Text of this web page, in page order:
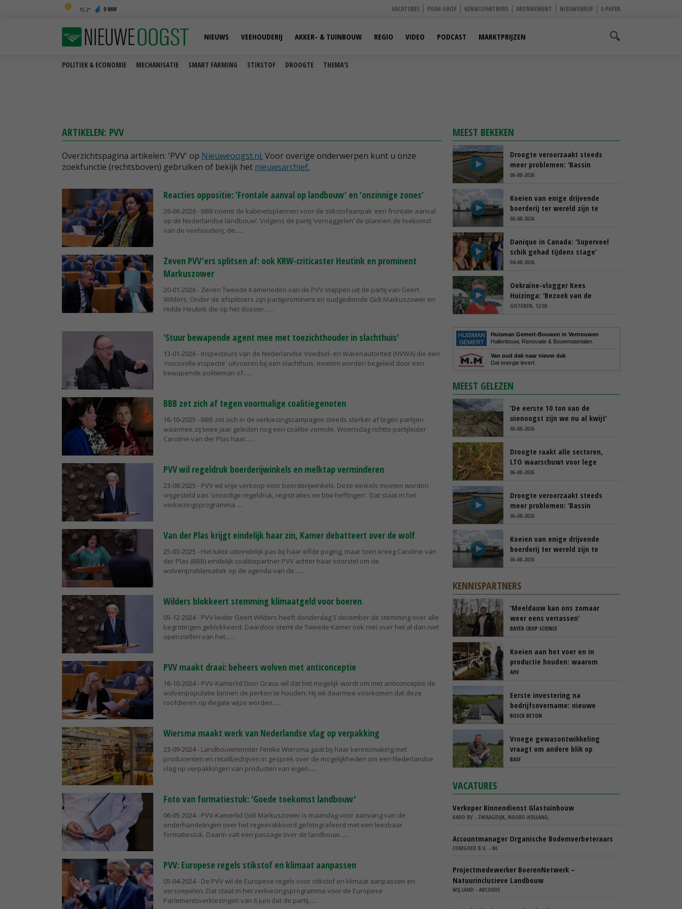
15,2 0 MM VACATURES POAH-SHOP KENNISPARTNERS ABONNEMENT NIEUWSBRIEF E-PAPER
POLITIEK & ECONOMIE MECHANISATIE SMART FARMING STIKSTOF DROOGTE THEMA'S
NIEUWS VEEHOUDERIJ AKKER- & TUINBOUW REGIO VIDEO PODCAST MARKTPRIJZEN
ARTIKELEN: PVV
Overzichtspagina artikelen: 'PVV' op Nieuweoogst.nl. Voor overige onderwerpen kunt u onze
zoekfunctie (rechtsboven) gebruiken of bekijk het nieuwsarchief.
Reacties oppositie: ‘Frontale aanval op landbouw’ en ‘onzinnige zones’
26-06-2026- BBB noemt de kabinetsplannen voor de stikstofaanpak ‘een frontale aanval
op de Nederlandse landbouw’. Volgens de partij ‘vernaggelen’ de plannen de toekomst
van de veehouderij, de...
Zeven PVV'ers splitsen af: ook KRW-criticaster Heutink en prominent
Markuszower
20-01-2026- Zeven Tweede Kamerleden van de PVV stappen uit de partij van Geert
Wilders. Onder de afsplitsers zijn partijprominent en oudgediende Gidi Markuszower en
Hidde Heutink die op het dossier...
'Stuur bewapende agent mee met toezichthouder in slachthuis'
13-01-2026- Inspecteurs van de Nederlandse Voedsel- en Warenautoriteit (NVWA) die een
'risicovolle inspectie' uitvoeren bij een slachthuis, moeten worden begeleid door een
bewapende politieman of...
BBB zet zich af tegen voormalige coalitiegenoten
16-10-2025 - BBB zet zich in de verkiezingscampagne steeds sterker af tegen partijen
waarmee zij twee jaar geleden nog een coalitie vormde. Woensdag richtte partijleider
Caroline van der Plas haar...
PVV wil regeldruk boerderijwinkels en melktap verminderen
23-08-2025 - PVV wil vrije verkoop voor boerderijwinkels. Deze winkels moeten worden
vrijgesteld van 'onnodige regeldruk, registraties en btw-heffingen'. Dat staat in het
verkiezingsprogramma.
Van der Plas krijgt eindelijk haar zin, Kamer debatteert over de wolf
25-03-2025 - Het lukte uiteindelijk pas bij haar elfde poging, maar toen kreeg Caroline van
der Plas (BBB) eindelijk coalitiepartner PVV achter haar voorstel om de
wolvenproblematiek op de agenda van de...
Wilders blokkeert stemming klimaatgeld voor boeren
05-12-2024- PVV-leider Geert Wilders heeft donderdag 5 december de stemming over alle
begrotingen geblokkeerd. Daardoor stemt de Tweede Kamer ook niet over het al dan niet
openstellen van het...
PVV maakt draai: beheers wolven met anticonceptie
16-10-2024- PVV-Kamerlid Dion Graus wil dat het mogelijk wordt om met anticonceptie de
wolvenpopulatie binnen de perken te houden. Hij wil daarmee voorkomen dat deze
roofdieren op illegale wijze worden...
Wiersma maakt werk van Nederlandse vlag op verpakking
23-09-2024- Landbouwminister Femke Wiersma gaat bij haar kennismaking met
producenten en retailbedrijven in gesprek over de mogelijkheden om een Nederlandse
vlag op verpakkingen van producten van eigen...
Foto van formatiestuk: 'Goede toekomst landbouw'
06-05-2024- PVV-Kamerlid Gidi Markuszower is maandag voor aanvang van de
onderhandelingen over het regeerakkoord gefotografeerd met een leesbaar
formatiestuk. Daarin valt een passage over de landbouw...
PVV: Europese regels stikstof en klimaat aanpassen
05-04-2024- De PVV wil de Europese regels voor stikstof en klimaat aanpassen en
versoepelen. Dat staat in het verkiezingsprogramma voor de Europese
Parlementsverkiezingen van 6 juni dat de partij...
MEEST BEKEKEN
Droogte veroorzaakt steeds
meer problemen: ‘Bassin
afgelopen week al leeg’
06-08-2026
Koeien van enige drijvende
boerderij ter wereld zijn te
koop
06-08-2026
Danique in Canada: ‘Superveel
schik gehad tijdens stage’
04-08-2026
Oekraïne-vlogger Kees
Huizinga: ‘Bezoek van de
ambassade mag zelf groente
GISTEREN, 12:00
Huisman Gemert-Bouwen in Vertrouwen
Hallenbouw, Renovatie & Bouwmaterialen
Van oud dak naar nieuw dak
Dat energie levert.
MEEST GELEZEN
‘De eerste 10 ton van de
uienoogst zijn we nu al kwijt’
06-08-2026
Droogte raakt alle sectoren,
LTO waarschuwt voor lege
schappen
06-08-2026
Droogte veroorzaakt steeds
meer problemen: ‘Bassin
afgelopen week al leeg’
06-08-2026
Koeien van enige drijvende
boerderij ter wereld zijn te
koop
06-08-2026
KENNISPARTNERS
‘Meeldauw kan ons zomaar
weer eens verrassen’
BAYER CROP SCIENCE
Koeien aan het voer en in
productie houden: waarom
‘immuunmodulatie’ belangrijk
AHV
Eerste investering na
bedrijfsovername: nieuwe
sleufsilo’s
BOSCH BETON
Vroege gewasontwikkeling
vraagt om andere blik op
cercospora
BASF
VACATURES
Verkoper Binnendienst Glastuinbouw
KARO BV - ZWAAGDIJK, NOORD-HOLLAND,
Accountmanager Organische Bodemverbeteraars
COMGOED B.V. - NL
Projectmedewerker BoerenNetwerk –
Natuurinclusieve Landbouw
WIJ.LAND - ABCOUDE